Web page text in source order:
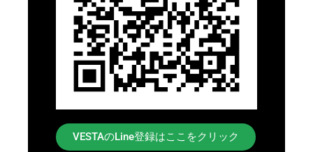
VESTAのLine登録はここをクリック